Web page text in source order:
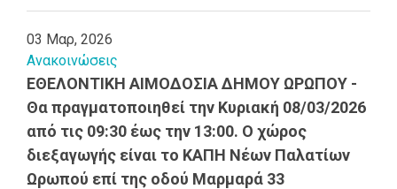
03 Μαρ, 2026
Ανακοινώσεις
ΕΘΕΛΟΝΤΙΚΗ ΑΙΜΟΔΟΣΙΑ ΔΗΜΟΥ ΩΡΩΠΟΥ -
Θα πραγματοποιηθεί την Κυριακή 08/03/2026
από τις 09:30 έως την 13:00. Ο χώρος
διεξαγωγής είναι το ΚΑΠΗ Νέων Παλατίων
Ωρωπού επί της οδού Μαρμαρά 33